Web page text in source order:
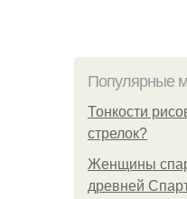
Популярные
Тонкости
стрелок?
Женщины
древней